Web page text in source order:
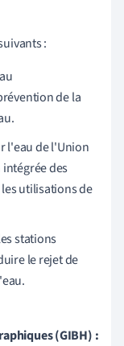
:
de la
l'eau de l'Union
des
utilisations de
stations
le rejet de
(GIBH) :